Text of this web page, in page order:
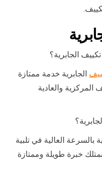
الجابرية؟
الجابرية خدمة ممتازة
المركزية والعادية
بالسرعة العالية في تلبية
خبرة طويلة وممتازة